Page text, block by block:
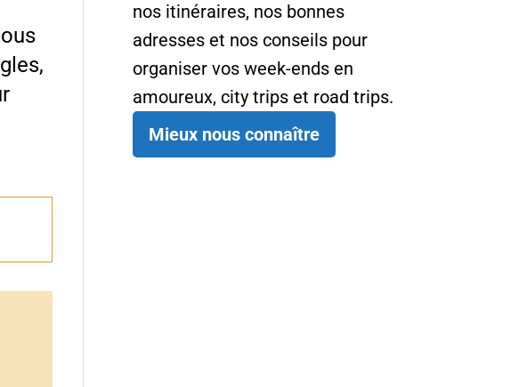
nos itinéraires, nos bonnes
adresses et nos conseils pour
organiser vos week-ends en
amoureux, city trips et road trips.
Mieux nous connaître